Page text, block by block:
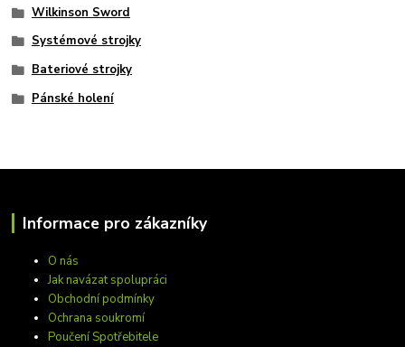
Wilkinson Sword
Systémové strojky
Bateriové strojky
Pánské holení
Informace pro zákazníky
O nás
Jak navázat spolupráci
Obchodní podmínky
Ochrana soukromí
Poučení Spotřebitele